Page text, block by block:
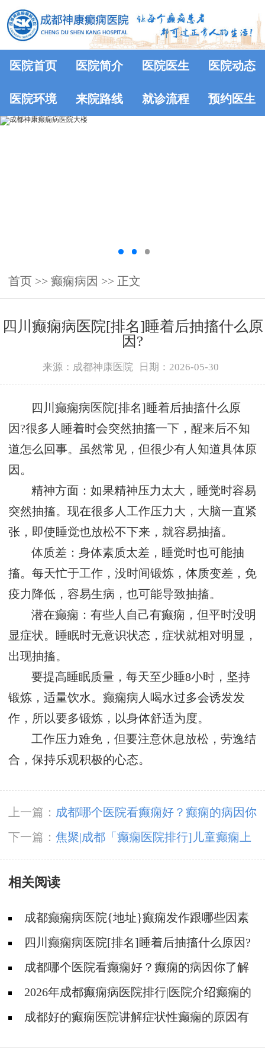
医院首页 医院简介 医院医生 医院动态
医院环境 来院路线 就诊流程 预约医生
首页 >> 癫痫病因 >> 正文
四川癫痫病医院[排名]睡着后抽搐什么原
因?
来源：成都神康医院 日期：2026-05-30
四川癫痫病医院[排名]睡着后抽搐什么原
因?很多人睡着时会突然抽搐一下，醒来后不知
道怎么回事。虽然常见，但很少有人知道具体原
因。
精神方面：如果精神压力太大，睡觉时容易
突然抽搐。现在很多人工作压力大，大脑一直紧
张，即使睡觉也放松不下来，就容易抽搐。
体质差：身体素质太差，睡觉时也可能抽
搐。每天忙于工作，没时间锻炼，体质变差，免
疫力降低，容易生病，也可能导致抽搐。
潜在癫痫：有些人自己有癫痫，但平时没明
显症状。睡眠时无意识状态，症状就相对明显，
出现抽搐。
要提高睡眠质量，每天至少睡8小时，坚持
锻炼，适量饮水。癫痫病人喝水过多会诱发发
作，所以要多锻炼，以身体舒适为度。
工作压力难免，但要注意休息放松，劳逸结
合，保持乐观积极的心态。
上一篇： 成都哪个医院看癫痫好？癫痫的病因你
了解吗?
下一篇： 焦聚|成都「癫痫医院排行]儿童癫痫上
学要注意什么?
相关阅读
成都癫痫病医院{地址}癫痫发作跟哪些因素
有关?四川癫痫病医院[排名]睡着后抽搐什么原因?
成都哪个医院看癫痫好？癫痫的病因你了解
吗?2026年成都癫痫病医院排行|医院介绍癫痫的
由来！成都好的癫痫医院讲解症状性癫痫的原因有